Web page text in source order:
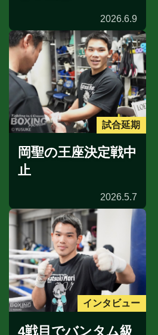
2026.6.9
試合延期
岡聖の王座決定戦中
止
2026.5.7
インタビュー
4戦目でバンタム級